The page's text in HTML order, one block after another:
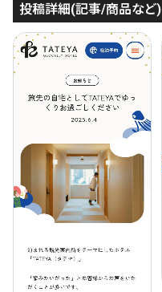
投稿詳細(記事/商品など)